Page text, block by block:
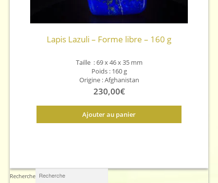
Lapis Lazuli – Forme libre – 160 g
Taille : 69 x 46 x 35 mm
Poids : 160 g
Origine : Afghanistan
230,00€
Ajouter au panier
Recherche